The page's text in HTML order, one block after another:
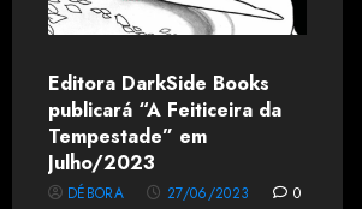
Editora DarkSide Books
publicará “A Feiticeira da
Tempestade” em
Julho/2023
DÉBORA 27/06/2023 0